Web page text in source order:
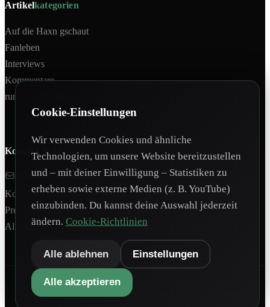
Artikelkategorien
Auf die Haxn gschaut
Fanleben
Interviews
Kommentare
rund um Wacker
Kontakt & Mehr
redaktion@tivoli12.at
Kontaktformular
Pressespiegel
Alle Artikel
©2026Tivoli12. Alle Rechte vorbehalten.
RedaktionsteamImpressumCookie-Richtlinien
Cookie-Einstellungen
Wir verwenden Cookies und ähnliche
Technologien, um unsere Website bereitzustellen
und – mit deiner Einwilligung – Statistiken zu
erheben sowie externe Medien (z. B. YouTube)
einzubinden. Du kannst deine Auswahl jederzeit
ändern. Cookie-Richtlinien
Alle ablehnen Einstellungen
Alle akzeptieren